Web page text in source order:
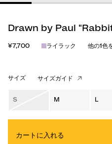
Drawn by Paul
¥7,700 ライラック 他の1色
サイズ サイズガイド
S M L
カートに入れる